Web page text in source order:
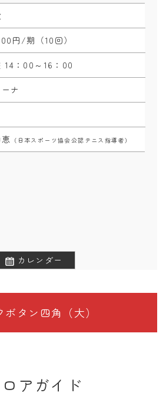
円/期（10回）
14：00～16：00
ナ
（日本スポーツ協会公認テニス指導者）
カレンダー
ボタン四角（大）
アガイド